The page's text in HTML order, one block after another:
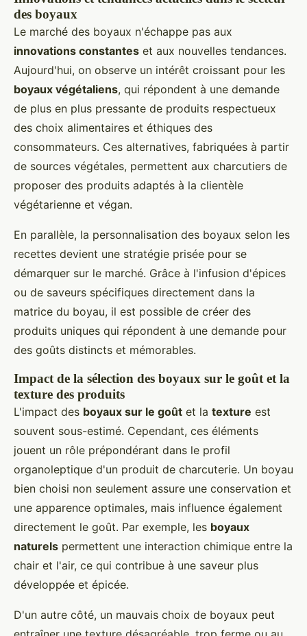
des boyaux
Le marché des boyaux n'échappe pas aux
innovations constantes et aux nouvelles tendances.
Aujourd'hui, on observe un intérêt croissant pour les
boyaux végétaliens, qui répondent à une demande
de plus en plus pressante de produits respectueux
des choix alimentaires et éthiques des
consommateurs. Ces alternatives, fabriquées à partir
de sources végétales, permettent aux charcutiers de
proposer des produits adaptés à la clientèle
végétarienne et végan.
En parallèle, la personnalisation des boyaux selon les
recettes devient une stratégie prisée pour se
démarquer sur le marché. Grâce à l'infusion d'épices
ou de saveurs spécifiques directement dans la
matrice du boyau, il est possible de créer des
produits uniques qui répondent à une demande pour
des goûts distincts et mémorables.
Impact de la sélection des boyaux sur le goût et la
texture des produits
L'impact des boyaux sur le goût et la texture est
souvent sous-estimé. Cependant, ces éléments
jouent un rôle prépondérant dans le profil
organoleptique d'un produit de charcuterie. Un boyau
bien choisi non seulement assure une conservation et
une apparence optimales, mais influence également
directement le goût. Par exemple, les boyaux
naturels permettent une interaction chimique entre la
chair et l'air, ce qui contribue à une saveur plus
développée et épicée.
D'un autre côté, un mauvais choix de boyaux peut